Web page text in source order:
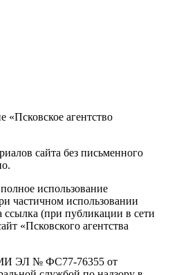
«Псковское агентство
сайта без письменного
использование
частичном использовании
ссылка (при публикации в сети
«Псковского агентства
ЭЛ № ФС77-76355 от